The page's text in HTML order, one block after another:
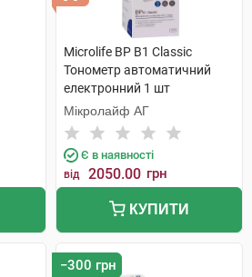
Microlife BP B1 Classic
Тонометр автоматичний
електронний 1 шт
Мікролайф AГ
Є в наявності
від 2050.00 грн
КУПИТИ
−300 грн